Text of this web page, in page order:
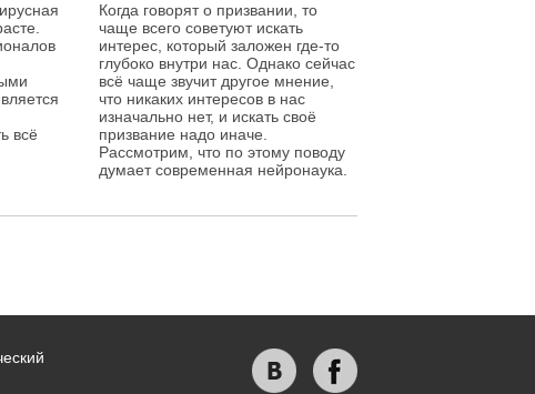
всё
Когда говорят о призвании, то
чаще всего советуют искать
интерес, который заложен где-то
глубоко внутри нас. Однако сейчас
всё чаще звучит другое мнение,
что никаких интересов в нас
изначально нет, и искать своё
призвание надо иначе.
Рассмотрим, что по этому поводу
думает современная нейронаука.